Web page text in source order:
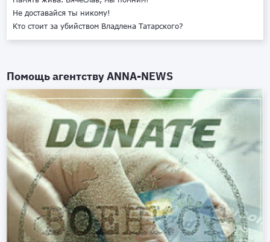
Не доставайся ты никому!
Кто стоит за убийством Владлена Татарского?
Помощь агентствуANNA-NEWS